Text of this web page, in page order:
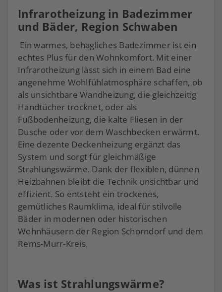
Infrarotheizung in Badezimmer
und Bäder, Region Schwaben
Ein warmes, behagliches Badezimmer ist ein
echtes Plus für den Wohnkomfort. Mit einer
Infrarotheizung lässt sich in einem Bad eine
angenehme Wohlfühlatmosphäre schaffen, ob
als unsichtbare Wandheizung, die gleichzeitig
Handtücher trocknet, oder als
Fußbodenheizung, die kalte Fliesen in der
Dusche oder vor dem Waschbecken erwärmt.
Eine dezente Deckenheizung ergänzt das
System und sorgt für gleichmäßige
Strahlungswärme. Dank der flexiblen, dünnen
Heizbahnen bleibt die Technik unsichtbar und
effizient. So entsteht ein trockenes,
gemütliches Raumklima, ideal für stilvolle
Bäder in modernen oder historischen
Wohnhäusern der Region Schorndorf und dem
Rems-Murr-Kreis.
Was ist Strahlungswärme?